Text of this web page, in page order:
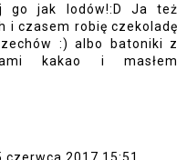
go jak lodów!:D Ja też
i czasem robię czekoladę
:) albo batoniki z
kakao i masłem